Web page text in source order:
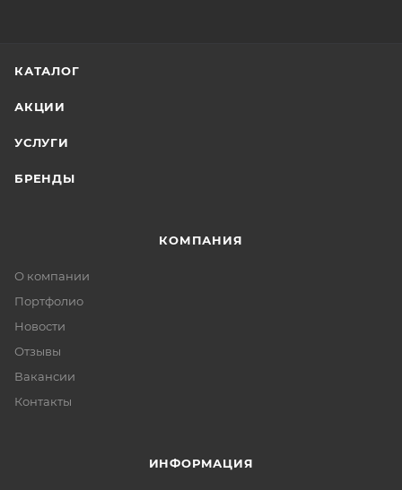
КАТАЛОГ
АКЦИИ
УСЛУГИ
БРЕНДЫ
КОМПАНИЯ
О компании
Портфолио
Новости
Отзывы
Вакансии
Контакты
ИНФОРМАЦИЯ